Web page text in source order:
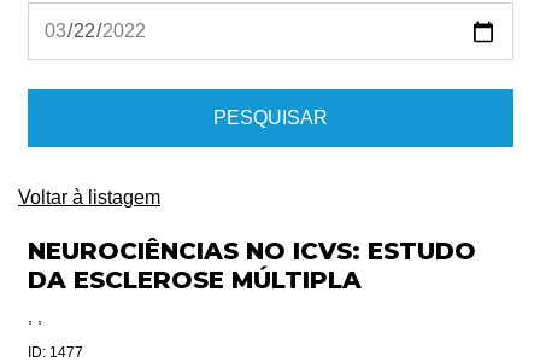
Voltar à listagem
NEUROCIÊNCIAS NO ICVS: ESTUDO
DA ESCLEROSE MÚLTIPLA
ID: 1477